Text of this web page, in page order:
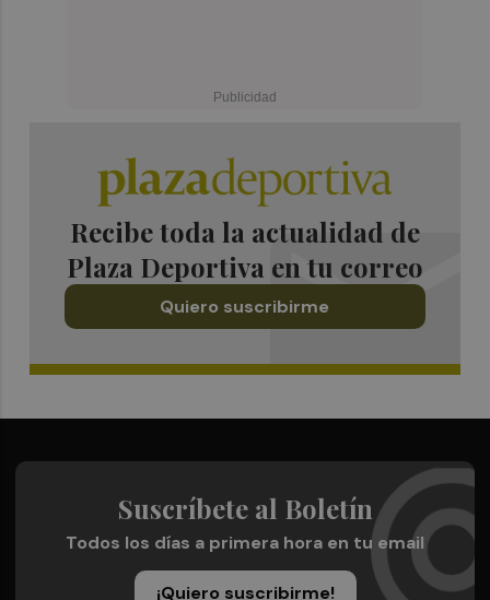
Recibe toda la actualidad de
Plaza Deportiva en tu correo
Quiero suscribirme
Suscríbete al Boletín
Todos los días a primera hora en tu email
¡Quiero suscribirme!